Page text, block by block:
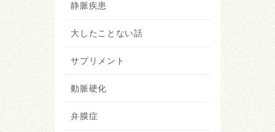
静脈疾患
大したことない話
サプリメント
動脈硬化
弁膜症